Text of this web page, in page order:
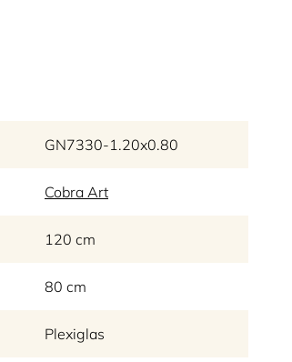
GN7330-1.20x0.80
Cobra Art
120 cm
80 cm
Plexiglas